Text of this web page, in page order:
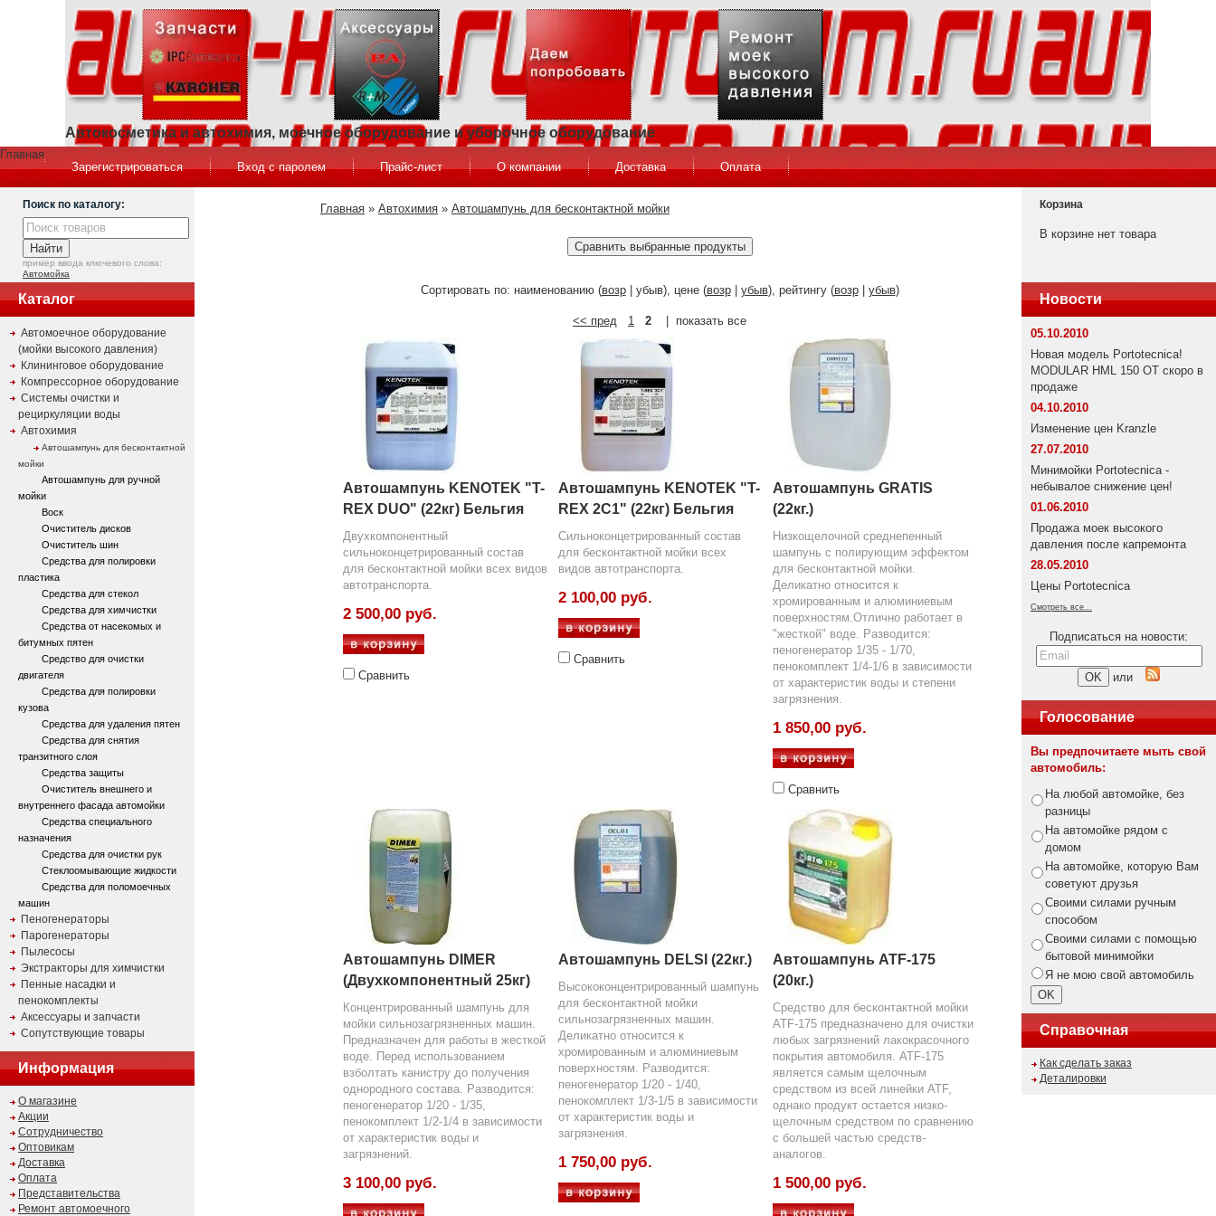
Автокосметика и автохимия, моечное оборудование и уборочное оборудование
Главная
Зарегистрироваться
Вход с паролем Прайс-лист О компании Доставка Оплата
Поиск по каталогу:
пример ввода ключевого слова:
Автомойка
Каталог
Автомоечное оборудование
(мойки высокого давления)
Клининговое оборудование
Компрессорное оборудование
Системы очистки и
рециркуляции воды
Автохимия
Автошампунь для бесконтактной
мойки
Автошампунь для ручной
мойки
Воск
Очиститель дисков
Очиститель шин
Средства для полировки
пластика
Средства для стекол
Средства для химчистки
Средства от насекомых и
битумных пятен
Средство для очистки
двигателя
Средства для полировки
кузова
Средства для удаления пятен
Средства для снятия
транзитного слоя
Средства защиты
Очиститель внешнего и
внутреннего фасада автомойки
Средства специального
назначения
Средства для очистки рук
Стеклоомывающие жидкости
Средства для поломоечных
машин
Пеногенераторы
Парогенераторы
Пылесосы
Экстракторы для химчистки
Пенные насадки и
пенокомплекты
Аксессуары и запчасти
Сопутствующие товары
Информация
О магазине
Акции
Сотрудничество
Оптовикам
Доставка
Оплата
Представительства
Ремонт автомоечного
Главная » Автохимия » Автошампунь для бесконтактной мойки
Сортировать по: наименованию (возр| убыв), цене (возр| убыв), рейтингу (возр| убыв)
<< пред 1 2 | показать все
Автошампунь KENOTEK "T-
REX DUO" (22кг) Бельгия
Двухкомпонентный
сильноконцетрированный состав
для бесконтактной мойки всех видов
автотранспорта.
2 500,00 руб.
Сравнить
Автошампунь KENOTEK "T-
REX 2C1" (22кг) Бельгия
Сильноконцетрированный состав
для бесконтактной мойки всех
видов автотранспорта.
2 100,00 руб.
Сравнить
Автошампунь GRATIS
(22кг.)
Низкощелочной среднепенный
шампунь с полирующим эффектом
для бесконтактной мойки.
Деликатно относится к
хромированным и алюминиевым
поверхностям.Отлично работает в
"жесткой" воде. Разводится:
пеногенератор 1/35 - 1/70,
пенокомплект 1/4-1/6 в зависимости
от характеристик воды и степени
загрязнения.
1 850,00 руб.
Сравнить
Автошампунь DIMER
(Двухкомпонентный 25кг)
Концентрированный шампунь для
мойки сильнозагрязненных машин.
Предназначен для работы в жесткой
воде. Перед использованием
взболтать канистру до получения
однородного состава. Разводится:
пеногенератор 1/20 - 1/35,
пенокомплект 1/2-1/4 в зависимости
от характеристик воды и
загрязнений.
3 100,00 руб.
Автошампунь DELSI (22кг.)
Высококонцентрированный шампунь
для бесконтактной мойки
сильнозагрязненных машин.
Деликатно относится к
хромированным и алюминиевым
поверхностям. Разводится:
пеногенератор 1/20 - 1/40,
пенокомплект 1/3-1/5 в зависимости
от характеристик воды и
загрязнения.
1 750,00 руб.
Автошампунь ATF-175
(20кг.)
Средство для бесконтактной мойки
ATF-175 предназначено для очистки
любых загрязнений лакокрасочного
покрытия автомобиля. ATF-175
является самым щелочным
средством из всей линейки ATF,
однако продукт остается низко-
щелочным средством по сравнению
с большей частью средств-
аналогов.
1 500,00 руб.
Корзина
В корзине нет товара
Новости
05.10.2010
Новая модель Portotecnica!
MODULAR HML 150 OT скоро в
продаже
04.10.2010
Изменение цен Kranzle
27.07.2010
Минимойки Portotecnica -
небывалое снижение цен!
01.06.2010
Продажа моек высокого
давления после капремонта
28.05.2010
Цены Portotecnica
Смотреть все...
Подписаться на новости:
или
Голосование
Вы предпочитаете мыть свой
автомобиль:
На любой автомойке, без
разницы
На автомойке рядом с
домом
На автомойке, которую Вам
советуют друзья
Своими силами ручным
способом
Своими силами с помощью
бытовой минимойки
Я не мою свой автомобиль
Справочная
Как сделать заказ
Деталировки